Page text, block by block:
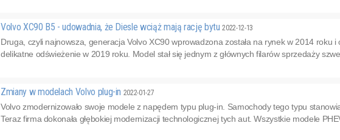
Volvo XC90 B5 - udowadnia, że Diesle wciąż mają rację bytu2022-12-13
Druga, czyli najnowsza, generacja Volvo XC90 wprowadzona została na rynek w 2014 roku
delikatne odświeżenie w 2019 roku. Model stał się jednym z głównych filarów sprzedaży
Zmiany w modelach Volvo plug-in 2022-01-27
Volvo zmodernizowało swoje modele z napędem typu plug-in. Samochody tego typu
Teraz firma dokonała głębokiej modernizacji technologicznej tych aut. Wszystkie modele